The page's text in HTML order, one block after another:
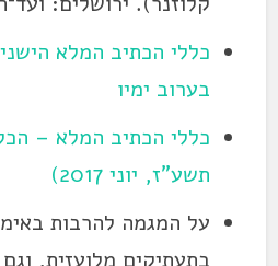
כללי הכתיב המלא
בערוב ימיו
כללי הכתיב המלא –
תשע"ז, יוני 2017)
על המגמה להרבות
בתעתיקים מלועזית,